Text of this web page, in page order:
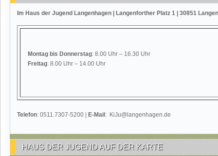
Im Haus der Jugend Langenhagen | Langenforther Platz 1 | 30851
Montag bis Donnerstag: 8.00 Uhr – 16.30 Uhr
Freitag: 8.00 Uhr – 14.00 Uhr
Telefon: 0511.7307-5200 | E-Mail : KiJu@langenhagen.de
HAUS DER JUGEND AUF DER KARTE